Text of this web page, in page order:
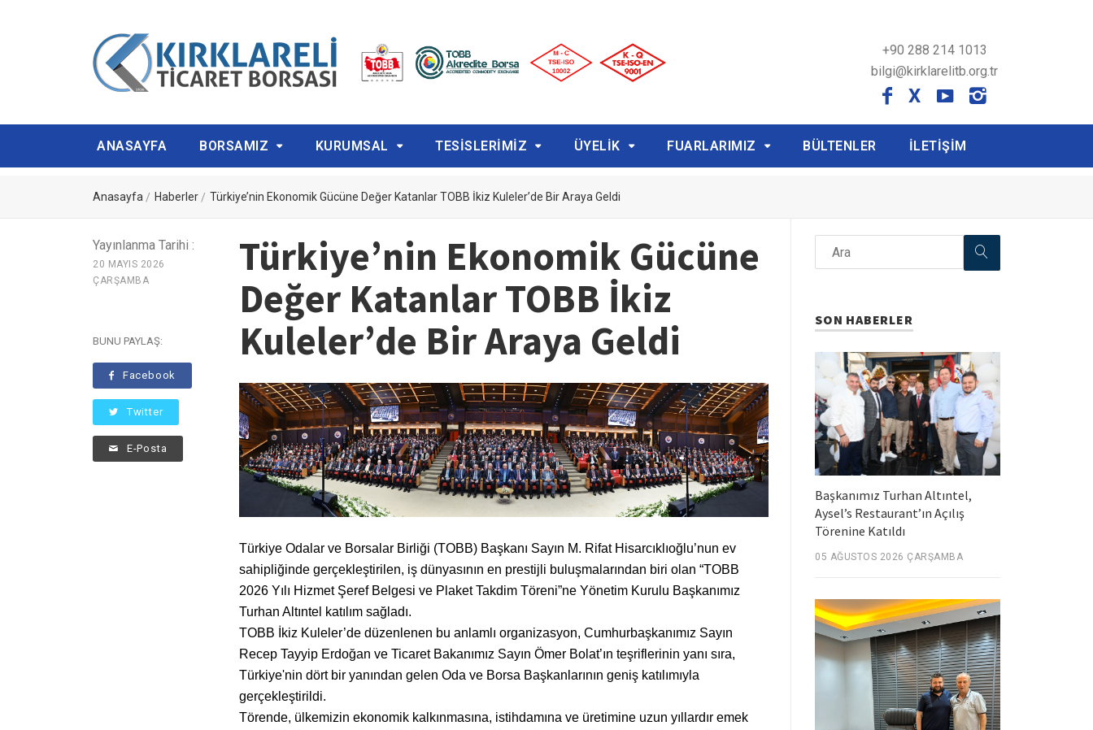
+90 288 214 1013
bilgi@kirklarelitb.org.tr
X
ANASAYFA BORSAMIZ KURUMSAL TESİSLERİMİZ ÜYELİK FUARLARIMIZ BÜLTENLER İLETİŞİM
Anasayfa Haberler Türkiye’nin Ekonomik Gücüne Değer Katanlar TOBB İkiz Kuleler’de Bir Araya Geldi
Yayınlanma Tarihi :
20 MAYIS 2026
ÇARŞAMBA
BUNU PAYLAŞ:
Facebook
Twitter
E-Posta
Türkiye’nin Ekonomik Gücüne
Değer Katanlar TOBB İkiz
Kuleler’de Bir Araya Geldi
Türkiye Odalar ve Borsalar Birliği (TOBB) Başkanı Sayın M. Rifat Hisarcıklıoğlu’nun ev
sahipliğinde gerçekleştirilen, iş dünyasının en prestijli buluşmalarından biri olan “TOBB
2026 Yılı Hizmet Şeref Belgesi ve Plaket Takdim Töreni”ne Yönetim Kurulu Başkanımız
Turhan Altıntel katılım sağladı.
TOBB İkiz Kuleler’de düzenlenen bu anlamlı organizasyon, Cumhurbaşkanımız Sayın
Recep Tayyip Erdoğan ve Ticaret Bakanımız Sayın Ömer Bolat’ın teşriflerinin yanı sıra,
Türkiye'nin dört bir yanından gelen Oda ve Borsa Başkanlarının geniş katılımıyla
gerçekleştirildi.
Törende, ülkemizin ekonomik kalkınmasına, istihdamına ve üretimine uzun yıllardır emek
SON HABERLER
Başkanımız Turhan Altıntel,
Aysel’s Restaurant’ın Açılış
Törenine Katıldı
05 AĞUSTOS 2026 ÇARŞAMBA